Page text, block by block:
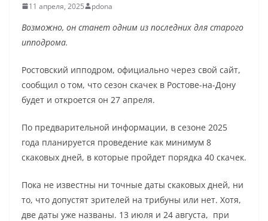
11 апреля, 2025 pdona
Возможно, он станет одним из последних для старого
ипподрома.
Ростовский ипподром, официально через свой сайт,
сообщил о том, что сезон скачек в Ростове-на-Дону
будет и откроется он 27 апреля.
По предварительной информации, в сезоне 2025
года планируется проведение как минимум 8
скаковых дней, в которые пройдет порядка 40 скачек.
Пока не известны ни точные даты скаковых дней, ни
то, что допустят зрителей на трибуны или нет. Хотя,
две даты уже названы. 13 июля и 24 августа, при